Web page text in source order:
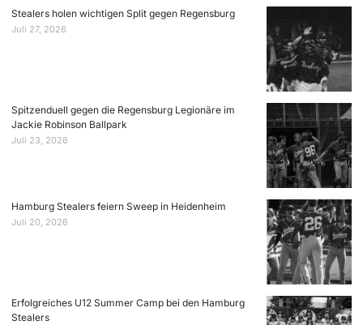
Stealers holen wichtigen Split gegen Regensburg
Juli 27, 2026
Spitzenduell gegen die Regensburg Legionäre im
Jackie Robinson Ballpark
Juli 23, 2026
Hamburg Stealers feiern Sweep in Heidenheim
Juli 20, 2026
Erfolgreiches U12 Summer Camp bei den Hamburg
Stealers